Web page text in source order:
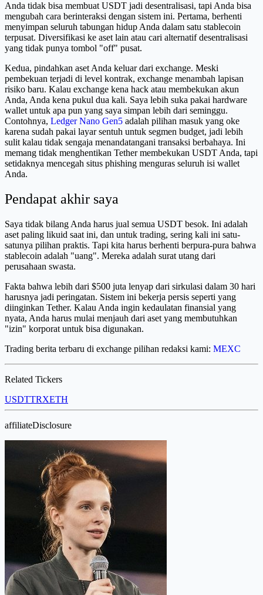
Anda tidak bisa membuat USDT jadi desentralisasi, tapi Anda bisa
mengubah cara berinteraksi dengan sistem ini. Pertama, berhenti
menyimpan seluruh tabungan hidup Anda dalam satu stablecoin
terpusat. Diversifikasi ke aset lain atau cari alternatif desentralisasi
yang tidak punya tombol "off" pusat.
Kedua, pindahkan aset Anda keluar dari exchange. Meski
pembekuan terjadi di level kontrak, exchange menambah lapisan
risiko baru. Kalau exchange kena hack atau membekukan akun
Anda, Anda kena pukul dua kali. Saya lebih suka pakai hardware
wallet untuk apa pun yang saya simpan lebih dari seminggu.
Contohnya, Ledger Nano Gen5 adalah pilihan masuk yang oke
karena sudah pakai layar sentuh untuk segmen budget, jadi lebih
sulit kalau tidak sengaja menandatangani transaksi berbahaya. Ini
memang tidak menghentikan Tether membekukan USDT Anda, tapi
setidaknya mencegah situs phishing menguras seluruh isi wallet
Anda.
Pendapat akhir saya
Saya tidak bilang Anda harus jual semua USDT besok. Ini adalah
aset paling likuid saat ini, dan untuk trading, sering kali ini satu-
satunya pilihan praktis. Tapi kita harus berhenti berpura-pura bahwa
stablecoin adalah "uang". Mereka adalah surat utang dari
perusahaan swasta.
Fakta bahwa lebih dari $500 juta lenyap dari sirkulasi dalam 30 hari
harusnya jadi peringatan. Sistem ini bekerja persis seperti yang
diinginkan Tether. Kalau Anda ingin kedaulatan finansial yang
nyata, Anda harus mulai menjauh dari aset yang membutuhkan
"izin" korporat untuk bisa digunakan.
Trading berita terbaru di exchange pilihan redaksi kami: MEXC
Related Tickers
USDTTRXETH
affiliateDisclosure